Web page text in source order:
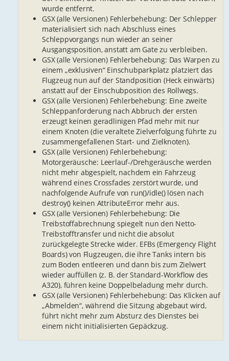
wurde entfernt.
GSX (alle Versionen) Fehlerbehebung: Der Schlepper
materialisiert sich nach Abschluss eines
Schleppvorgangs nun wieder an seiner
Ausgangsposition, anstatt am Gate zu verbleiben.
GSX (alle Versionen) Fehlerbehebung: Das Warpen zu
einem „exklusiven“ Einschubparkplatz platziert das
Flugzeug nun auf der Standposition (Heck einwärts)
anstatt auf der Einschubposition des Rollwegs.
GSX (alle Versionen) Fehlerbehebung: Eine zweite
Schleppanforderung nach Abbruch der ersten
erzeugt keinen geradlinigen Pfad mehr mit nur
einem Knoten (die veraltete Zielverfolgung führte zu
zusammengefallenen Start- und Zielknoten).
GSX (alle Versionen) Fehlerbehebung:
Motorgeräusche: Leerlauf-/Drehgeräusche werden
nicht mehr abgespielt, nachdem ein Fahrzeug
während eines Crossfades zerstört wurde, und
nachfolgende Aufrufe von run()/idle() lösen nach
destroy() keinen AttributeError mehr aus.
GSX (alle Versionen) Fehlerbehebung: Die
Treibstoffabrechnung spiegelt nun den Netto-
Treibstofftransfer und nicht die absolut
zurückgelegte Strecke wider. EFBs (Emergency Flight
Boards) von Flugzeugen, die ihre Tanks intern bis
zum Boden entleeren und dann bis zum Zielwert
wieder auffüllen (z. B. der Standard-Workflow des
A320), führen keine Doppelbeladung mehr durch.
GSX (alle Versionen) Fehlerbehebung: Das Klicken auf
„Abmelden“, während die Sitzung abgebaut wird,
führt nicht mehr zum Absturz des Dienstes bei
einem nicht initialisierten Gepäckzug.